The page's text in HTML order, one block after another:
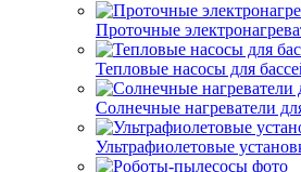
Проточные
Тепловые насосы для
Солнечные нагреватели
Ультрафиолетовые